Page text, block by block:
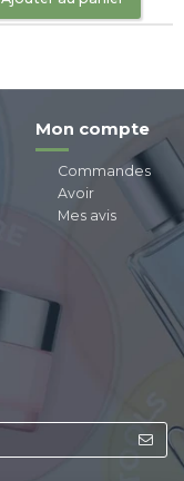
Mon compte
Commandes
Avoir
Mes avis